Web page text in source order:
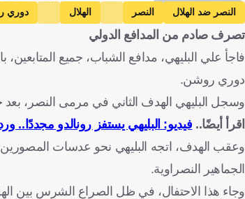
x/AlShababSaudiFC
النصر ضد الهلال النصر الهلال دوري
كرة قدم
تصرف صادم من المدافع الدولي
دوري روشن.
وسجل البليهي الهدف الثاني في مرمى النصر،
اقرأ أيضًا.. فيديو: البليهي يستفز رونالدو مجددًا..
وعقب الهدف، اتجه البليهي نحو عدسات
الجماهير النصراوية.
وجاء هذا الاحتفال، في ظل الصراع الشرس بين